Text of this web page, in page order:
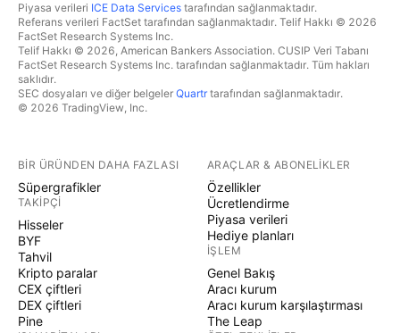
Piyasa verileri ICE Data Services tarafından sağlanmaktadır.
Referans verileri FactSet tarafından sağlanmaktadır. Telif Hakkı © 2026
FactSet Research Systems Inc.
Telif Hakkı © 2026, American Bankers Association. CUSIP Veri Tabanı
FactSet Research Systems Inc. tarafından sağlanmaktadır. Tüm hakları
saklıdır.
SEC dosyaları ve diğer belgeler Quartrtarafından sağlanmaktadır.
© 2026 TradingView, Inc.
BIR ÜRÜNDEN DAHA FAZLASI
Süpergrafikler
TAKIPÇI
Hisseler
BYF
Tahvil
Kripto paralar
CEX çiftleri
DEX çiftleri
Pine
ARAÇLAR & ABONELIKLER
Özellikler
Ücretlendirme
Piyasa verileri
Hediye planları
İŞLEM
Genel Bakış
Aracı kurum
Aracı kurum karşılaştırması
The Leap